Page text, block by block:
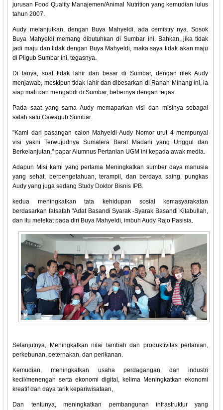
jurusan Food Quality Manajemen/Animal Nutrition yang kemudian lulus
tahun 2007.
Audy melanjutkan, dengan Buya Mahyeldi, ada cemistry nya. Sosok
Buya Mahyeldi memang dibutuhkan di Sumbar ini. Bahkan, jika tidak
jadi maju dan tidak dengan Buya Mahyeldi, maka saya tidak akan maju
di Pilgub Sumbar ini, tegasnya.
Di tanya, soal tidak lahir dan besar di Sumbar, dengan rilek Audy
menjawab, meskipun tidak lahir dan dibesarkan di Ranah Minang ini, ia
siap mati dan mengabdi di Sumbar, bebernya dengan tegas.
Pada saat yang sama Audy memaparkan visi dan misinya sebagai
salah satu Cawagub Sumbar.
"Kami dari pasangan calon Mahyeldi-Audy Nomor urut 4 mempunyai
visi yakni Terwujudnya Sumatera Barat Madani yang Unggul dan
Berkelanjutan," papar Alumnus Pertanian UGM ini kepada awak media.
Adapun Misi kami yang pertama Meningkatkan sumber daya manusia
yang sehat, berpengetahuan, terampil, dan berdaya saing, pungkas
Audy yang juga sedang Study Doktor Bisnis IPB.
kedua meningkatkan tata kehidupan sosial kemasyarakatan
berdasarkan falsafah "Adat Basandi Syarak -Syarak Basandi Kitabullah,
dan itu melekat pada diri Buya Mahyeldi, imbuh Audy Rajo Pasisia.
Selanjutnya, Meningkatkan nilai tambah dan produktivitas pertanian,
perkebunan, peternakan, dan perikanan.
Kemudian, meningkatkan usaha perdagangan dan industri
kecil/menengah serta ekonomi digital, kelima Meningkatkan ekonomi
kreatif dan daya tarik kepariwisataan,
Dan tentunya, meningkatkan pembangunan infrastruktur yang